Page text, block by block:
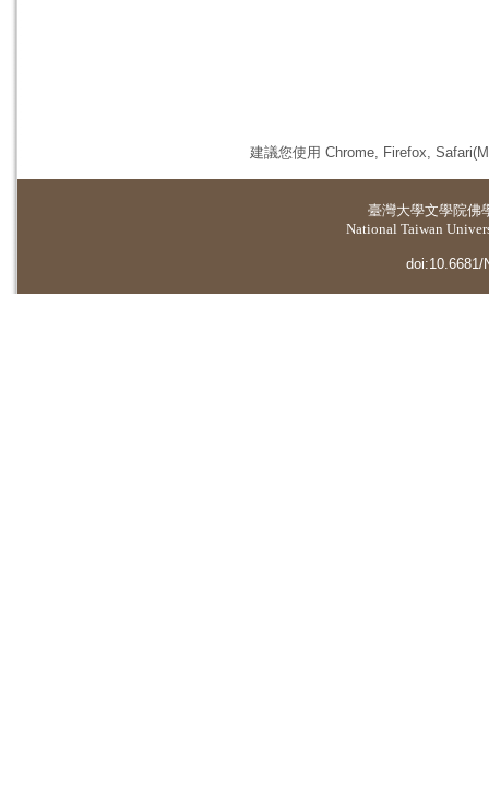
建議您使用 Chrome, Firefox,
臺灣大學文學院佛
National Taiwan
doi:10.6681/